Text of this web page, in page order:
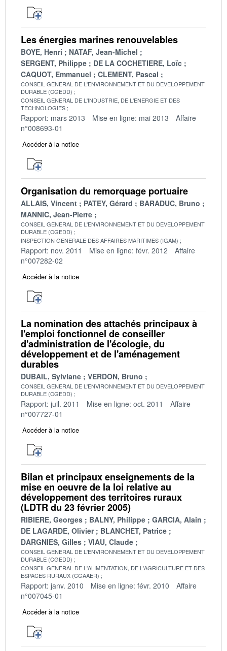
Les énergies marines renouvelables
BOYE, Henri
NATAF, Jean-Michel
SERGENT, Philippe
DE LA COCHETIERE, Loïc
CAQUOT, Emmanuel
CLEMENT, Pascal
CONSEIL GENERAL DE L'ENVIRONNEMENT ET DU DEVELOPPEMENT
DURABLE (CGEDD)
CONSEIL GENERAL DE L'INDUSTRIE, DE L'ENERGIE ET DES
TECHNOLOGIES
Rapport: mars 2013 Mise en ligne: mai 2013
Affaire
n°008693-01
Accéder à la notice
Organisation du remorquage portuaire
ALLAIS, Vincent PATEY, Gérard
BARADUC, Bruno
MANNIC, Jean-Pierre
CONSEIL GENERAL DE L'ENVIRONNEMENT ET DU DEVELOPPEMENT
DURABLE (CGEDD)
INSPECTION GENERALE DES AFFAIRES MARITIMES (IGAM)
Rapport: nov. 2011 Mise en ligne: févr. 2012
Affaire
n°007282-02
Accéder à la notice
La nomination des attachés principaux à
l'emploi fonctionnel de conseiller
d'administration de l'écologie, du
développement et de l'aménagement
durables
DUBAIL, Sylviane VERDON, Bruno
CONSEIL GENERAL DE L'ENVIRONNEMENT ET DU DEVELOPPEMENT
DURABLE (CGEDD)
Rapport: juil. 2011 Mise en ligne: oct. 2011
Affaire
n°007727-01
Accéder à la notice
Bilan et principaux enseignements de la
mise en oeuvre de la loi relative au
développement des territoires ruraux
(LDTR du 23 février 2005)
RIBIERE, Georges BALNY, Philippe
GARCIA, Alain
DE LAGARDE, Olivier
BLANCHET, Patrice
DARGNIES, Gilles
VIAU, Claude
CONSEIL GENERAL DE L'ENVIRONNEMENT ET DU DEVELOPPEMENT
DURABLE (CGEDD)
CONSEIL GENERAL DE L'ALIMENTATION, DE L'AGRICULTURE ET DES
ESPACES RURAUX (CGAAER)
Rapport: janv. 2010 Mise en ligne: févr. 2010
Affaire
n°007045-01
Accéder à la notice